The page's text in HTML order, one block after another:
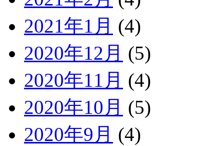
2021年1月 (4)
2020年12月 (5)
2020年11月 (4)
2020年10月 (5)
2020年9月 (4)